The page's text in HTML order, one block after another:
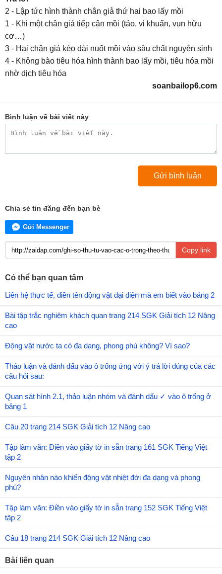
2 - Lập tức hình thành chân giả thứ hai bao lấy mồi
1 - Khi một chân giả tiếp cận mồi (tảo, vi khuẩn, vụn hữu
cơ…)
3 - Hai chân giả kéo dài nuốt mồi vào sâu chất nguyên sinh
4 - Không bào tiêu hóa hình thành bao lấy mồi, tiêu hóa mồi
nhờ dịch tiêu hóa
soanbailop6.com
Bình luận về bài viết này
Chia sẻ tin đăng đến bạn bè
Gửi Messenger
Copy link
Có thể bạn quan tâm
Liên hệ thực tế, điền tên động vật đại diện mà em biết vào bảng 2
Bài tập trắc nghiệm khách quan trang 214 SGK Giải tích 12 Nâng
cao
Động vật nước ta có đa dạng, phong phú không? Vì sao?
Thảo luận và đánh dấu vào ô trống ứng với ý trả lời đúng của các
câu hỏi sau:
Quan sát hình 2.1, thảo luận nhóm và đánh dấu ✓ vào ô trống ở
bảng 1
Câu 20 trang 214 SGK Giải tích 12 Nâng cao
Tập làm văn: Điền vào giấy tờ in sẵn trang 161 SGK Tiếng Việt
tập 2
Nguyên nhân nào khiến động vật nhiệt đới đa dạng và phong
phú?
Tập làm văn: Điền vào giấy tờ in sẵn trang 152 SGK Tiếng Việt
tập 2
Câu 18 trang 214 SGK Giải tích 12 Nâng cao
Bài liên quan